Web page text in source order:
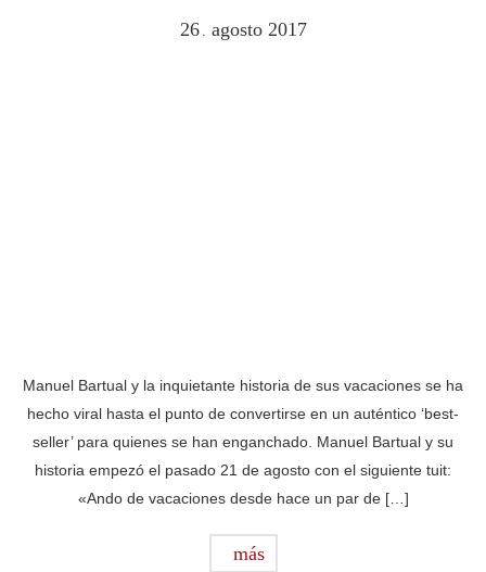
26 . agosto 2017
Manuel Bartual y la inquietante historia de sus vacaciones se ha
hecho viral hasta el punto de convertirse en un auténtico ‘best-
seller’ para quienes se han enganchado. Manuel Bartual y su
historia empezó el pasado 21 de agosto con el siguiente tuit:
«Ando de vacaciones desde hace un par de […]
más